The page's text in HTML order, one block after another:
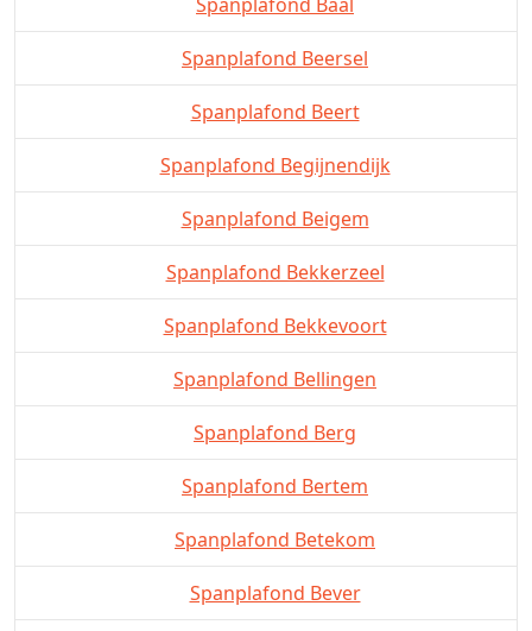
Spanplafond Beersel
Spanplafond Beert
Spanplafond Begijnendijk
Spanplafond Beigem
Spanplafond Bekkerzeel
Spanplafond Bekkevoort
Spanplafond Bellingen
Spanplafond Berg
Spanplafond Bertem
Spanplafond Betekom
Spanplafond Bever